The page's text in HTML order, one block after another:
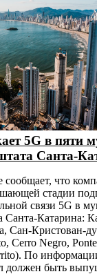
5G в пяти
Санта-
сообщает, что
стадии
связи 5G в
Санта-Катарина:
Сан-Кристован-
Cerro Negro,
По
должен быть